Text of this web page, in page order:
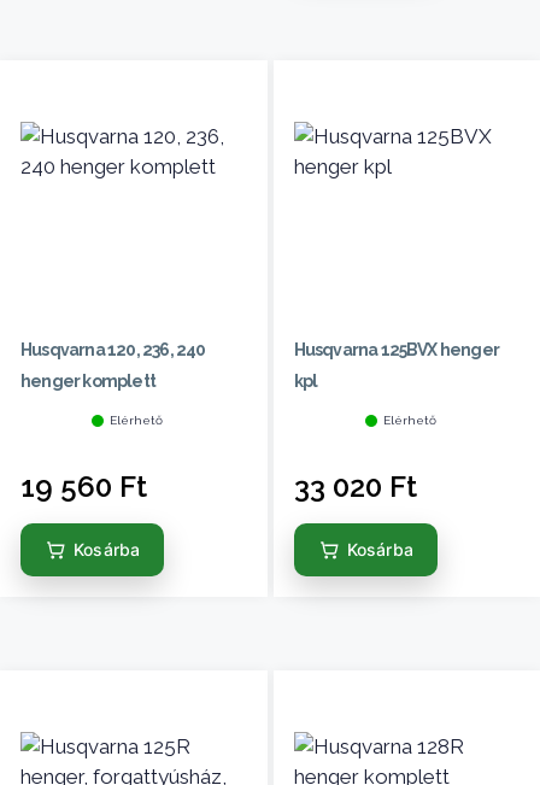
Husqvarna 120, 236, 240
henger komplett
Elérhető
19 560 Ft
Kosárba
Husqvarna 125BVX henger
kpl
Elérhető
33 020 Ft
Kosárba